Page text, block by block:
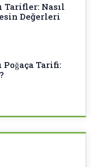
Tarifler: Nasıl
Değerleri
Poğaça Tarifi: